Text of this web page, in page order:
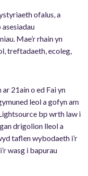
ofalus, a
asesiadau
Mae’r rhain yn
treftadaeth, ecoleg,
21ain o ed Fai yn
leol a gofyn am
bp wrth law i
drigolion lleol a
taflen wybodaeth i’r
wasg i bapurau